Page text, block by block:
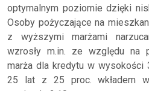
optymalnym poziomie dzięki
Osoby pożyczające na
z wyższymi marżami
wzrosły m.in. ze względu na
marża dla kredytu w wysokości
25 lat z 25 proc. wkładem